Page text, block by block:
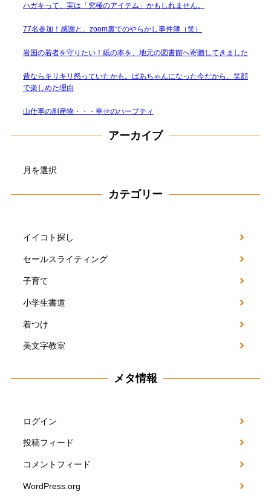
ハガキって、実は「究極のアイテム」かもしれません。
77名参加！感謝と、zoom裏でのやらかし事件簿（笑）
岩国の若者を守りたい！紙の本を、地元の図書館へ寄贈してきました
昔ならキリキリ怒っていたかも。ばあちゃんになった今だから、笑顔
で楽しめた理由
山仕事の副産物・・・幸せのハーブティ
アーカイブ
カ
カテゴリー
イイコト探し
セールスライティング
子育て
小学生書道
着つけ
美文字教室
メタ情報
ログイン
投稿フィード
コメントフィード
WordPress.org